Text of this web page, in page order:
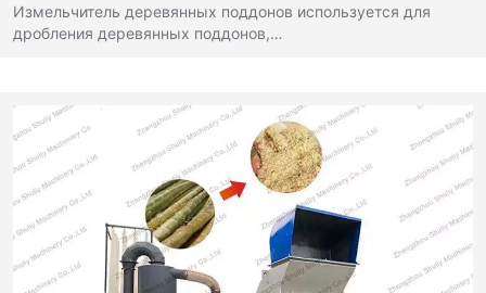
Измельчитель деревянных поддонов используется для
дробления деревянных поддонов,…